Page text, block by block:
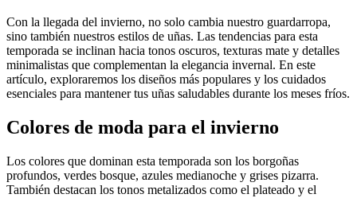
Con la llegada del invierno, no solo cambia nuestro guardarropa,
sino también nuestros estilos de uñas. Las tendencias para esta
temporada se inclinan hacia tonos oscuros, texturas mate y detalles
minimalistas que complementan la elegancia invernal. En este
artículo, exploraremos los diseños más populares y los cuidados
esenciales para mantener tus uñas saludables durante los meses fríos.
Colores de moda para el invierno
Los colores que dominan esta temporada son los borgoñas
profundos, verdes bosque, azules medianoche y grises pizarra.
También destacan los tonos metalizados como el plateado y el